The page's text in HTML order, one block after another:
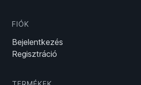
FIÓK
Bejelentkezés
Regisztráció